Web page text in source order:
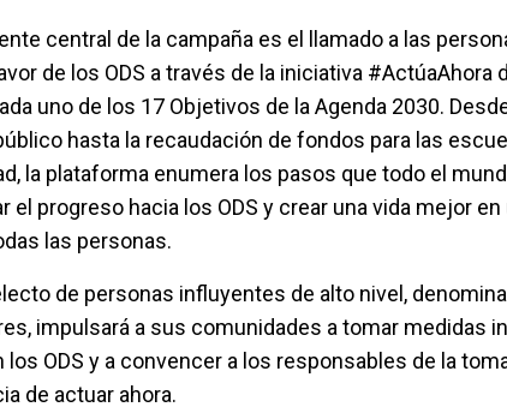
central de la campaña es el llamado a las
de los ODS a través de la iniciativa #ActúaAhora
uno de los 17 Objetivos de la Agenda 2030.
hasta la recaudación de fondos para las
la plataforma enumera los pasos que todo el
el progreso hacia los ODS y crear una vida mejor
las personas.
de personas influyentes de alto nivel,
impulsará a sus comunidades a tomar medidas
los ODS y a convencer a los responsables de la
de actuar ahora.